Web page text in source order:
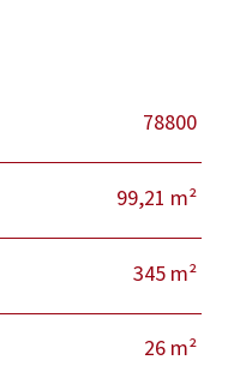
78800
99,21 m²
345 m²
26 m²